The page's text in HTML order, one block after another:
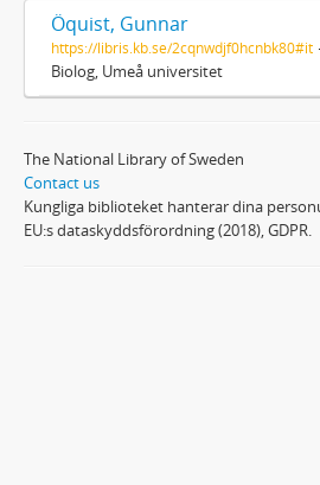
Öquist, Gunnar
https://libris.kb.se/2cqnwdjf0hcnbk80#it
Biolog, Umeå universitet
The National Library of Sweden
Contact us
Kungliga biblioteket hanterar dina
EU:s dataskyddsförordning (2018), GDPR.